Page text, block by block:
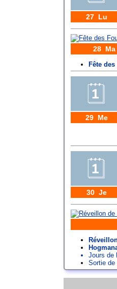
27 Lu
28 Ma
Fête
29 Me
30 Je
Jours de
Sortie de